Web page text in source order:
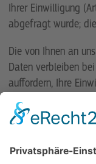
Ihrer Einwilligung
abgefragt wurde;
Die von Ihnen an
Daten verbleiben
auffordern, Ihre
der Zweck für die
abgeschlossener